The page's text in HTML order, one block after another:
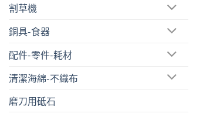
割草機
銅具-食器
配件-零件-耗材
清潔海綿-不織布
磨刀用砥石